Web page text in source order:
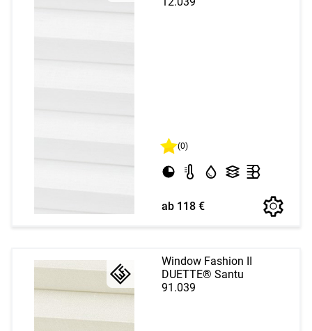
(0)
ab 118 €
Window Fashion II
DUETTE® Santu
91.039